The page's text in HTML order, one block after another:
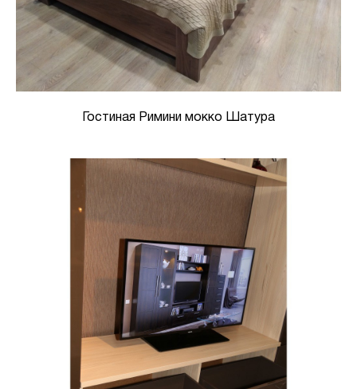
Гостиная Римини мокко Шатура